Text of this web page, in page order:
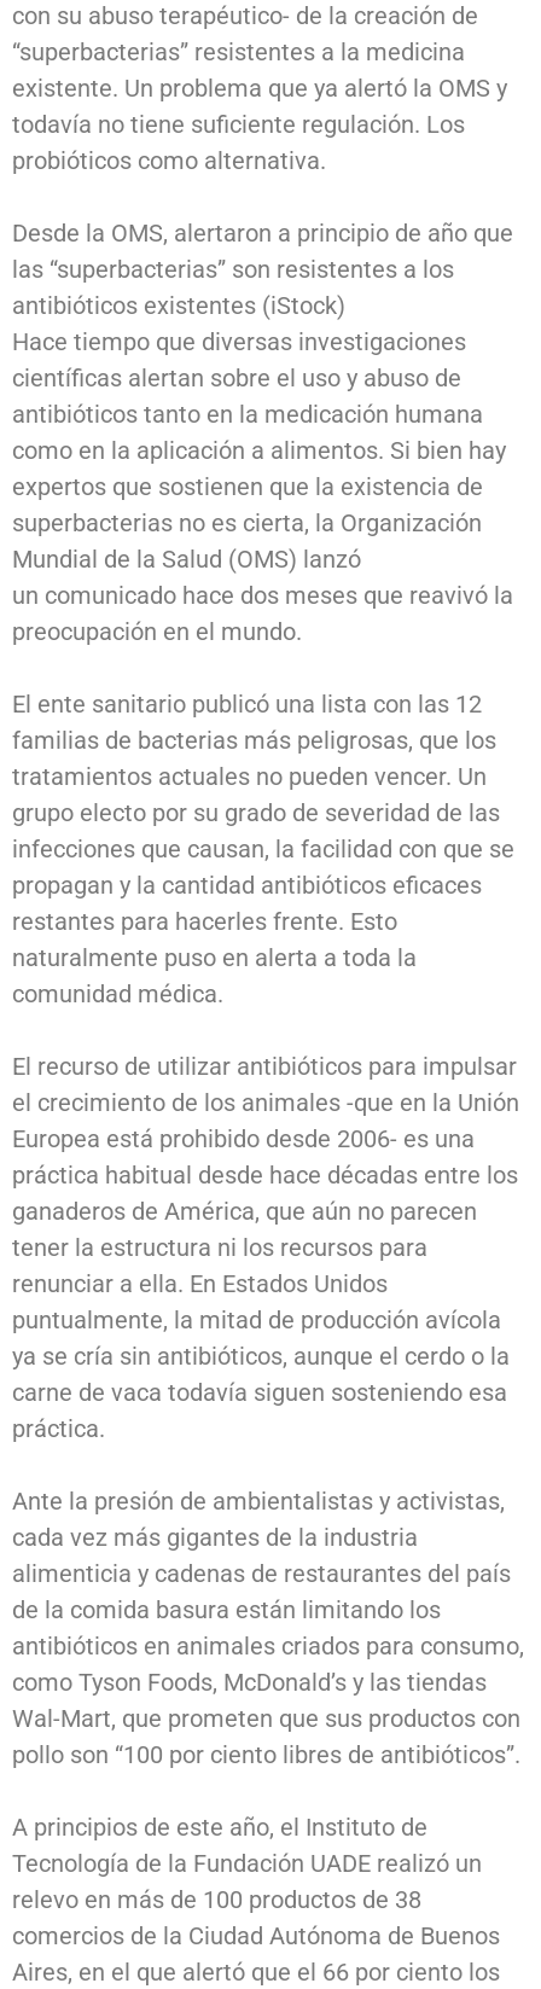
con su abuso terapéutico- de la creación de
“superbacterias” resistentes a la medicina
existente. Un problema que ya alertó la OMS y
todavía no tiene suficiente regulación. Los
probióticos como alternativa.
Desde la OMS, alertaron a principio de año que
las “superbacterias” son resistentes a los
antibióticos existentes (iStock)
Hace tiempo que diversas investigaciones
científicas alertan sobre el uso y abuso de
antibióticos tanto en la medicación humana
como en la aplicación a alimentos. Si bien hay
expertos que sostienen que la existencia de
superbacterias no es cierta, la Organización
Mundial de la Salud (OMS) lanzó
un comunicado hace dos meses que reavivó la
preocupación en el mundo.
El ente sanitario publicó una lista con las 12
familias de bacterias más peligrosas, que los
tratamientos actuales no pueden vencer. Un
grupo electo por su grado de severidad de las
infecciones que causan, la facilidad con que se
propagan y la cantidad antibióticos eficaces
restantes para hacerles frente. Esto
naturalmente puso en alerta a toda la
comunidad médica.
El recurso de utilizar antibióticos para impulsar
el crecimiento de los animales -que en la Unión
Europea está prohibido desde 2006- es una
práctica habitual desde hace décadas entre los
ganaderos de América, que aún no parecen
tener la estructura ni los recursos para
renunciar a ella. En Estados Unidos
puntualmente, la mitad de producción avícola
ya se cría sin antibióticos, aunque el cerdo o la
carne de vaca todavía siguen sosteniendo esa
práctica.
Ante la presión de ambientalistas y activistas,
cada vez más gigantes de la industria
alimenticia y cadenas de restaurantes del país
de la comida basura están limitando los
antibióticos en animales criados para consumo,
como Tyson Foods, McDonald’s y las tiendas
Wal-Mart, que prometen que sus productos con
pollo son “100 por ciento libres de antibióticos”.
A principios de este año, el Instituto de
Tecnología de la Fundación UADE realizó un
relevo en más de 100 productos de 38
comercios de la Ciudad Autónoma de Buenos
Aires, en el que alertó que el 66 por ciento los